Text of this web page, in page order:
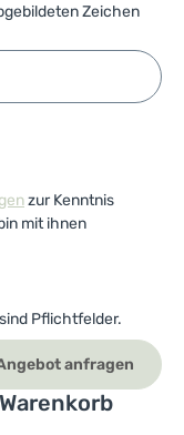
Zeichen
zur Kenntnis
mit ihnen
Pflichtfelder.
anfragen